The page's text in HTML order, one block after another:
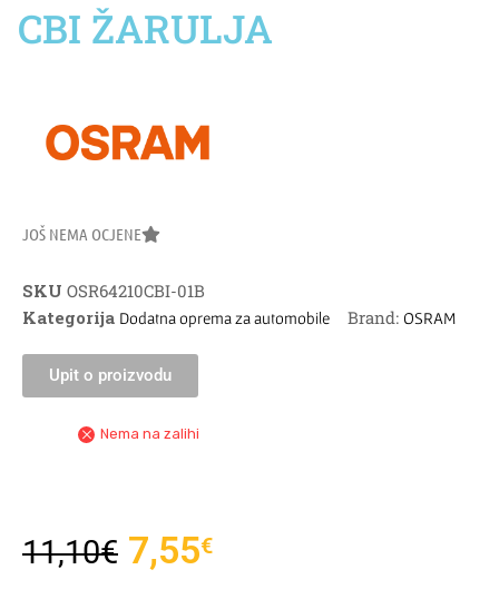
CBI ŽARULJA
JOŠ NEMA OCJENE
SKU OSR64210CBI-01B
Kategorija Dodatna oprema za automobile Brand: OSRAM
Upit o proizvodu
Nema na zalihi
11,10€ 7,55€